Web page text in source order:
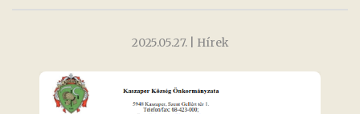
2025.05.27. | Hírek